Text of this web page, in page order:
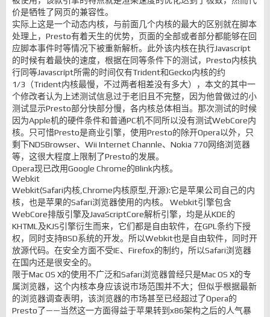
价是牺牲了网页的兼容性。
实际上这是一个动态内核，与前面几个内核的最大的区别就在脚本
处理上，Presto有着天生的优势，页面的全部或者部分都能够在回
应脚本事件时等情况下被重新解析。此外该内核在执行Javascrīpt
的时候有着最快的速度，根据在同等条件下的测试，Presto内核执
行同等Javascrīpt所需的时间仅有Trident和Gecko内核的约
1/3（Trident内核最慢，不过两者相差没有多大），本文的其中一
个修改者认为上述测试信息过于老旧且不完整，因为他曾做过的小
测试显示Presto部分快部分慢，各内核总体相当。那次测试的时候
因为Apple机的硬件条件和普通PC机不同所以没有测试WebCore内
核。只可惜Presto是商业引擎，使用Presto的除开Opera以外，只
剩下NDSBrowser、Wii Internet Channle、Nokia 770网络浏览器
等，这很大程度上限制了Presto的发展。
Opera现已改用Google Chrome的Blink内核。
Webkit
Webkit(Safari内核,Chrome内核原型,开源):它是苹果公司自己的内
核，也是苹果的Safari浏览器使用的内核。 Webkit引擎包含
WebCore排版引擎及JavaScriptCore解析引擎，均是从KDE的
KHTML及KJS引擎衍生而来，它们都是自由软件，在GPL条约下授
权，同时支持BSD系统的开发。所以Webkit也是自由软件，同时开
放源代码。在安全方面不受IE、Firefox的制约，所以Safari浏览器
在国内还是很安全的。
限于Mac OS X的使用不广泛和Safari浏览器曾经只是Mac OS X的专
属浏览器，这个内核本身应该说市场范围并不大；但似乎根据最新
的浏览器调查表明，该浏览器的市场甚至已经超过了Opera的
Presto了——当然这一方面得益于苹果转到x86架构之后的人气暴